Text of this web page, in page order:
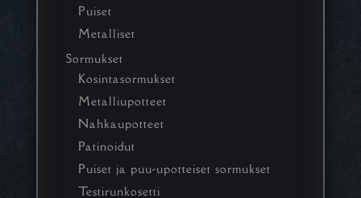
Puiset
Metalliset
Sormukset
Kosintasormukset
Metalliupotteet
Nahkaupotteet
Patinoidut
Puiset ja puu-upotteiset sormukset
Testirunkosetti